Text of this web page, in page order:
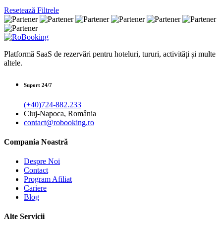
Resetează Filtrele
Platformă SaaS de rezervări pentru hoteluri, tururi, activități și multe
altele.
Suport 24/7
(+40)724-882.233
Cluj-Napoca, România
contact@robooking.ro
Compania Noastră
Despre Noi
Contact
Program Afiliat
Cariere
Blog
Alte Servicii